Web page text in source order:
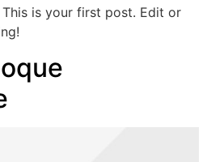
is your first post. Edit or